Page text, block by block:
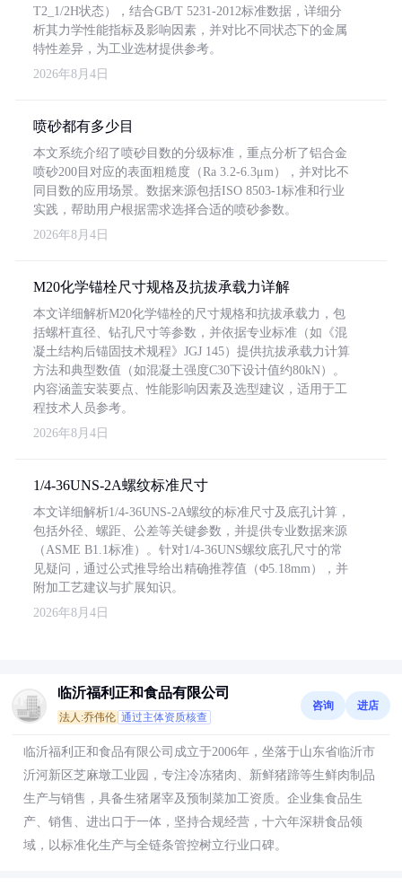
T2_1/2H状态），结合GB/T 5231-2012标准数据，详细分
析其力学性能指标及影响因素，并对比不同状态下的金属
特性差异，为工业选材提供参考。
2026年8月4日
喷砂都有多少目
本文系统介绍了喷砂目数的分级标准，重点分析了铝合金
喷砂200目对应的表面粗糙度（Ra 3.2-6.3μm），并对比不
同目数的应用场景。数据来源包括ISO 8503-1标准和行业
实践，帮助用户根据需求选择合适的喷砂参数。
2026年8月4日
M20化学锚栓尺寸规格及抗拔承载力详解
本文详细解析M20化学锚栓的尺寸规格和抗拔承载力，包
括螺杆直径、钻孔尺寸等参数，并依据专业标准（如《混
凝土结构后锚固技术规程》JGJ 145）提供抗拔承载力计算
方法和典型数值（如混凝土强度C30下设计值约80kN）。
内容涵盖安装要点、性能影响因素及选型建议，适用于工
程技术人员参考。
2026年8月4日
1/4-36UNS-2A螺纹标准尺寸
本文详细解析1/4-36UNS-2A螺纹的标准尺寸及底孔计算，
包括外径、螺距、公差等关键参数，并提供专业数据来源
（ASME B1.1标准）。针对1/4-36UNS螺纹底孔尺寸的常
见疑问，通过公式推导给出精确推荐值（Φ5.18mm），并
附加工艺建议与扩展知识。
2026年8月4日
临沂福利正和食品有限公司
法人:乔伟伦 通过主体资质核查
咨询 进店
临沂福利正和食品有限公司成立于2006年，坐落于山东省临沂市
沂河新区芝麻墩工业园，专注冷冻猪肉、新鲜猪蹄等生鲜肉制品
生产与销售，具备生猪屠宰及预制菜加工资质。企业集食品生
产、销售、进出口于一体，坚持合规经营，十六年深耕食品领
域，以标准化生产与全链条管控树立行业口碑。